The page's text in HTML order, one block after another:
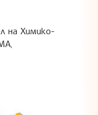
на Химико-